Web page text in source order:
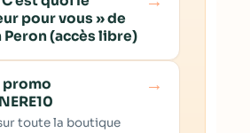
pour vous » de
(accès libre)
promo
toute la boutique
→